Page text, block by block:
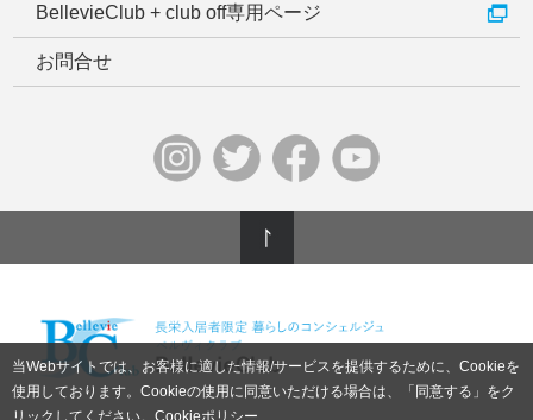
当Webサイトでは、お客様に適した情報/サービスを提供するために、Cookieを
使用しております。Cookieの使用に同意いただける場合は、「同意する」をク
リックしてください。 Cookieポリシー
BellevieClub + club off専用ページ
お問合せ